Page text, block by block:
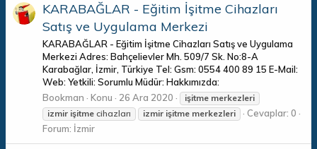
KARABAĞLAR - Eğitim İşitme Cihazları
Satış ve Uygulama Merkezi
KARABAĞLAR - Eğitim İşitme Cihazları Satış ve Uygulama
Merkezi Adres: Bahçelievler Mh. 509/7 Sk. No:8-A
Karabağlar, İzmir, Türkiye Tel: Gsm: 0554 400 89 15 E-Mail:
Web: Yetkili: Sorumlu Müdür: Hakkımızda:
Bookman
Konu 26 Ara 2020 işitme merkezleri
izmir işitme cihazları izmir işitme merkezleri
Cevaplar: 0
Forum: İzmir